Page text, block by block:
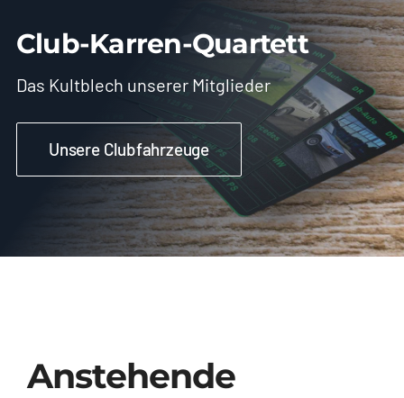
Club-Karren-Quartett
Das Kultblech unserer Mitglieder
Unsere Clubfahrzeuge
Anstehende